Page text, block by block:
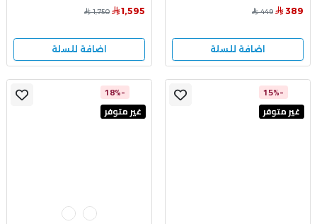
موديل CWD836SL
389
449
اضافة للسلة
موديل CWACH24C
1,595
1,750
اضافة للسلة
-15%
غير متوفر
-18%
غير متوفر